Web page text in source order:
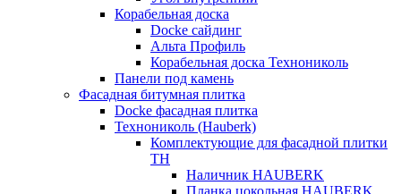
Корабельная доска
Docke сайдинг
Альта Профиль
Корабельная доска Технониколь
Панели под камень
Фасадная битумная плитка
Docke фасадная плитка
Технониколь (Hauberk)
Комплектующие для фасадной плитки
ТН
Наличник HAUBERK
Планка цокольная HAUBERK